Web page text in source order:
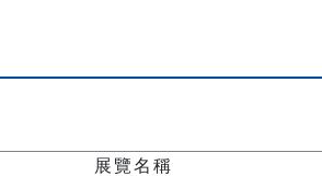
展覽名稱